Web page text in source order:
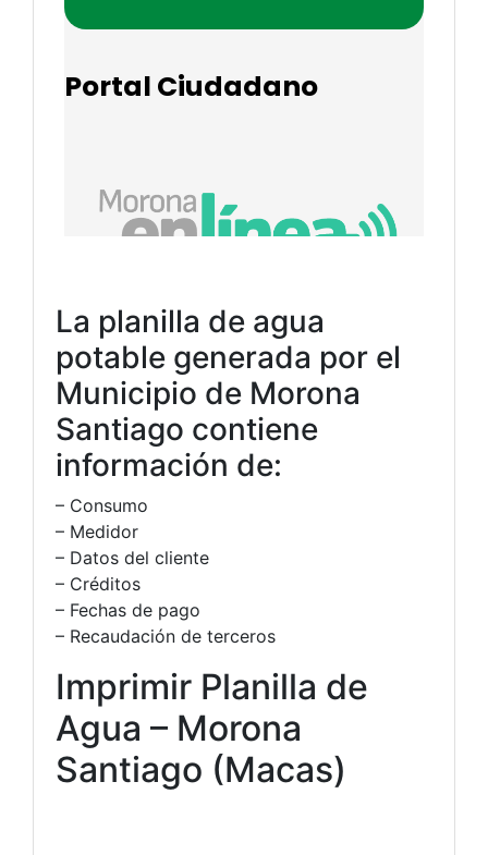
La planilla de agua
potable generada por el
Municipio de Morona
Santiago contiene
información de:
– Consumo
– Medidor
– Datos del cliente
– Créditos
– Fechas de pago
– Recaudación de terceros
Imprimir Planilla de
Agua – Morona
Santiago (Macas)